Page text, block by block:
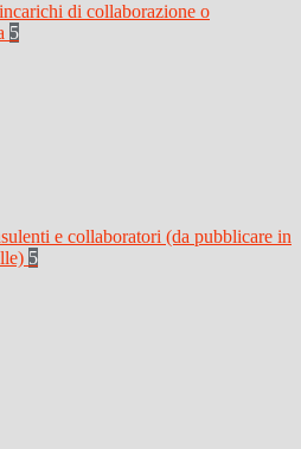
di collaborazione o
5
e collaboratori (da pubblicare in
5